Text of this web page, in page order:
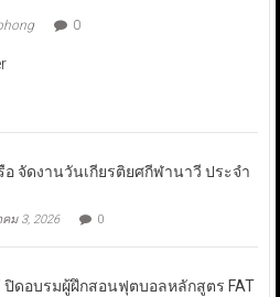
0
อ จัดงานวันเกียรติยศกีฬานาวี ประจำ
ม 3, 2026 0
ปิดอบรมผู้ฝึกสอนฟุตบอลหลักสูตร FAT